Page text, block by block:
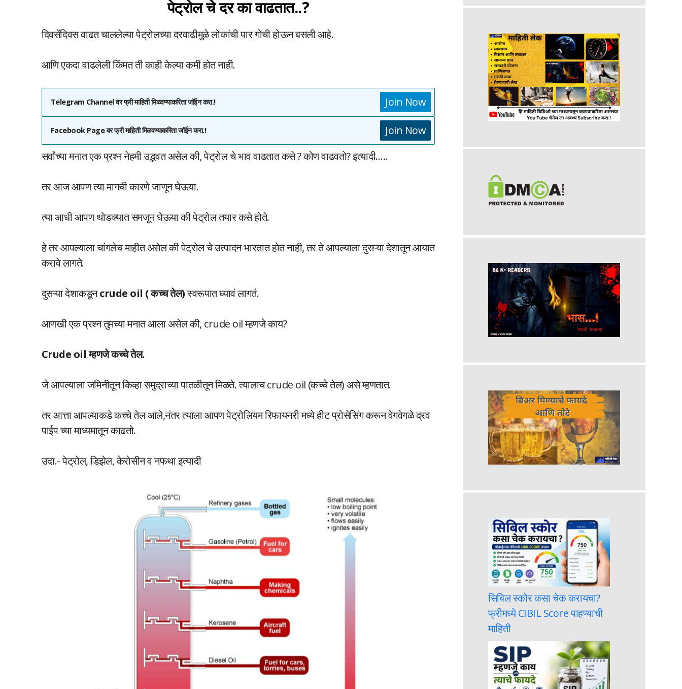
पेट्रोल चे दर का वाढतात..?
दिवसेंदिवस वाढत चाललेल्या पेट्रोलच्या दरवाढीमुळे लोकांची पार गोची होऊन बसली आहे.
आणि एकदा वाढलेली किंमत ती काही केल्या कमी होत नाही.
Telegram Channel वर फ्री माहिती मिळवण्याकरिता जॉईन करा.! Join Now
Facebook Page वर फ्री माहिती मिळवण्याकरिता जॉईन करा.!
Join Now
सर्वांच्या मनात एक प्रश्न नेहमी उद्भवत असेल की, पेट्रोल चे भाव वाढतात कसे ? कोण वाढवतो? इत्यादी…..
तर आज आपण त्या मागची कारणे जाणून घेऊया.
त्या आधी आपण थोडक्यात समजून घेऊया की पेट्रोल तयार कसे होते.
हे तर आपल्याला चांगलेच माहीत असेल की पेट्रोल चे उत्पादन भारतात होत नाही, तर ते आपल्याला दुसऱ्या देशातून आयात
करावे लागते.
दुसऱ्या देशाकडूनcrude oil ( कच्च तेल)स्वरूपात घ्यावं लागतं.
आणखी एक प्रश्न तुमच्या मनात आला असेल की, crude oil म्हणजे काय?
Crude oil म्हणजे कच्चे तेल.
जे आपल्याला जमिनीतून किव्हा समुद्राच्या पातळीतून मिळते. त्यालाच crude oil (कच्चे तेल) असे म्हणतात.
तर आत्ता आपल्याकडे कच्चे तेल आले,नंतर त्याला आपण पेट्रोलियम रिफायनरी मध्ये हीट प्रोसेसिंग करून वेगवेगळे द्रव
पाईप च्या माध्यमातून काढतो.
उदा.- पेट्रोल, डिझेल, केरोसीन व नफथा इत्यादी
सिबिल स्कोर कसा चेक करायचा?
फ्रीमध्ये CIBIL Score पाहण्याची
माहिती